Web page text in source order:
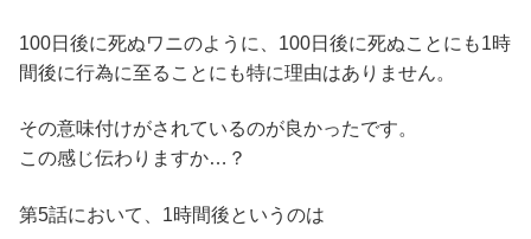
100日後に死ぬワニのように、100日後に死ぬことにも1時
間後に行為に至ることにも特に理由はありません。
その意味付けがされているのが良かったです。
この感じ伝わりますか…？
第5話において、1時間後というのは